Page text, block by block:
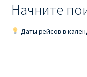
RYANAIR PL ОТ € 9
Начните
Даты рейсов в